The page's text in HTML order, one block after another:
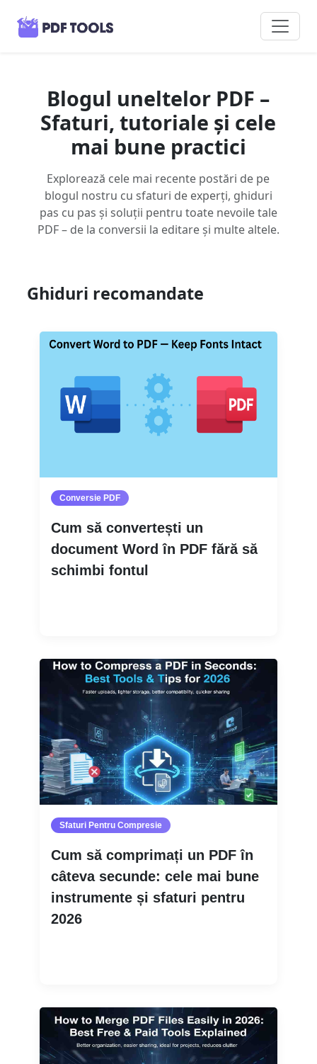
Blogul uneltelor PDF –
Sfaturi, tutoriale și cele
mai bune practici
Explorează cele mai recente postări de pe
blogul nostru cu sfaturi de experți, ghiduri
pas cu pas și soluții pentru toate nevoile tale
PDF – de la conversii la editare și multe altele.
Ghiduri recomandate
Conversie PDF
Cum să convertești un
document Word în PDF fără să
schimbi fontul
Sfaturi Pentru Compresie
Cum să comprimați un PDF în
câteva secunde: cele mai bune
instrumente și sfaturi pentru
2026